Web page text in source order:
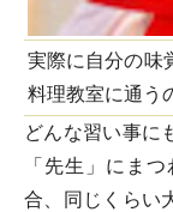
実際に自分の味
料理教室に通う
どんな習い事に
「先生」にま
合、同じくらい